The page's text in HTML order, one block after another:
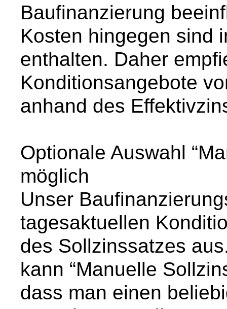
Baufinanzierung
Kosten hingegen sind
enthalten. Daher
Konditionsangebote
anhand des
Optionale Auswahl
möglich
Unser
tagesaktuellen
des Sollzinssatzes
kann “Manuelle
dass man einen